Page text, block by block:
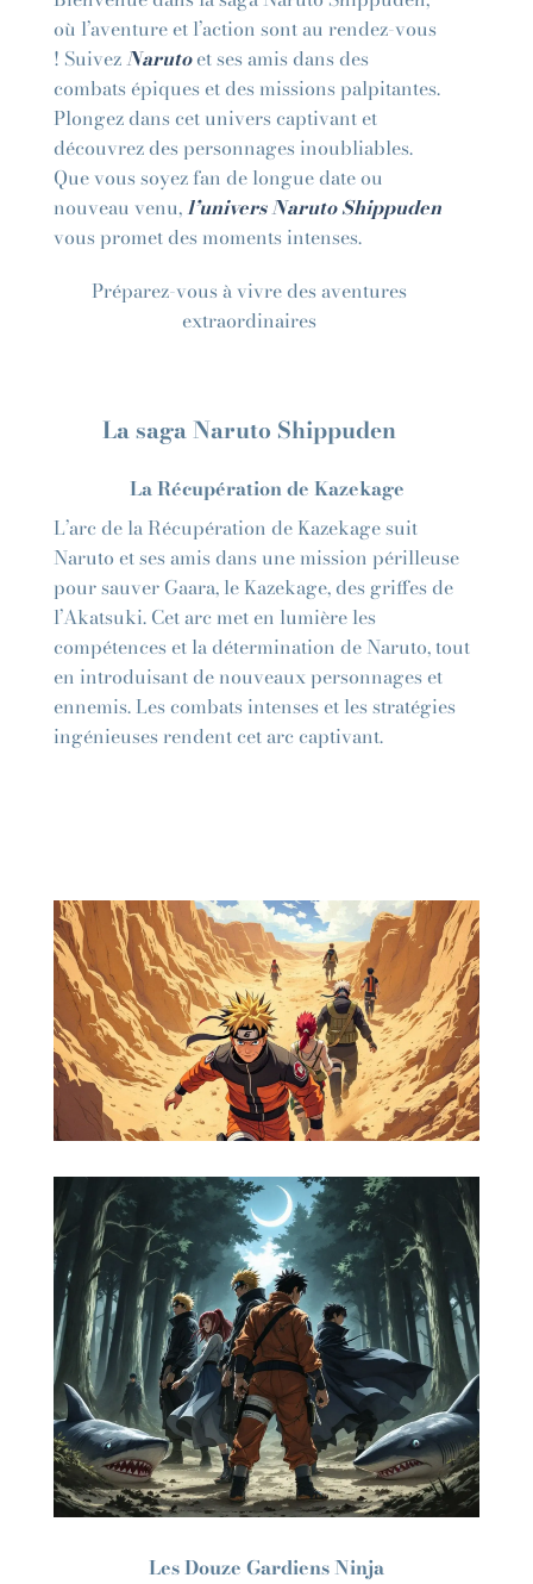
où l’aventure et l’action sont au rendez-vous
! SuivezNarutoet ses amis dans des
combats épiques et des missions palpitantes.
Plongez dans cet univers captivant et
découvrez des personnages inoubliables.
Que vous soyez fan de longue date ou
nouveau venu,l’univers Naruto Shippuden
vous promet des moments intenses.
Préparez-vous à vivre des aventures
extraordinaires
La saga Naruto Shippuden
La Récupération de Kazekage
L’arc de la Récupération de Kazekage suit
Naruto et ses amis dans une mission périlleuse
pour sauver Gaara, le Kazekage, des griffes de
l’Akatsuki. Cet arc met en lumière les
compétences et la détermination de Naruto, tout
en introduisant de nouveaux personnages et
ennemis. Les combats intenses et les stratégies
ingénieuses rendent cet arc captivant.
Les Douze Gardiens Ninja